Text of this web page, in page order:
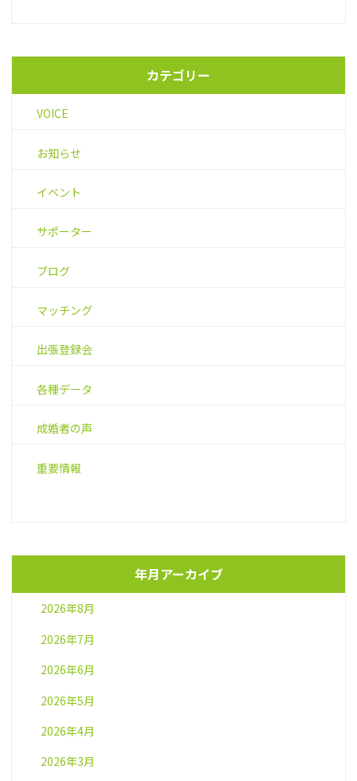
カテゴリー
VOICE
お知らせ
イベント
サポーター
ブログ
マッチング
出張登録会
各種データ
成婚者の声
重要情報
年月アーカイブ
2026年8月
2026年7月
2026年6月
2026年5月
2026年4月
2026年3月